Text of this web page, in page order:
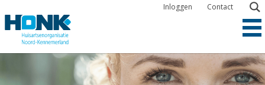
en
gaan
Inloggen Contact